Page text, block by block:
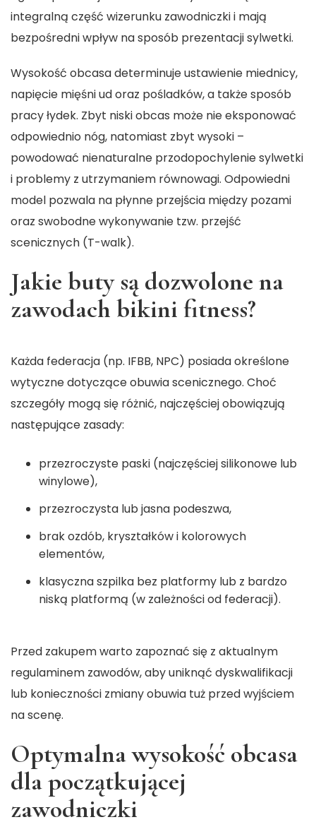
integralną część wizerunku zawodniczki i mają
bezpośredni wpływ na sposób prezentacji sylwetki.
Wysokość obcasa determinuje ustawienie miednicy,
napięcie mięśni ud oraz pośladków, a także sposób
pracy łydek. Zbyt niski obcas może nie eksponować
odpowiednio nóg, natomiast zbyt wysoki –
powodować nienaturalne przodopochylenie sylwetki
i problemy z utrzymaniem równowagi. Odpowiedni
model pozwala na płynne przejścia między pozami
oraz swobodne wykonywanie tzw. przejść
scenicznych (T-walk).
Jakie buty są dozwolone na
zawodach bikini fitness?
Każda federacja (np. IFBB, NPC) posiada określone
wytyczne dotyczące obuwia scenicznego. Choć
szczegóły mogą się różnić, najczęściej obowiązują
następujące zasady:
przezroczyste paski (najczęściej silikonowe lub
winylowe),
przezroczysta lub jasna podeszwa,
brak ozdób, kryształków i kolorowych
elementów,
klasyczna szpilka bez platformy lub z bardzo
niską platformą (w zależności od federacji).
Przed zakupem warto zapoznać się z aktualnym
regulaminem zawodów, aby uniknąć dyskwalifikacji
lub konieczności zmiany obuwia tuż przed wyjściem
na scenę.
Optymalna wysokość obcasa
dla początkującej
zawodniczki